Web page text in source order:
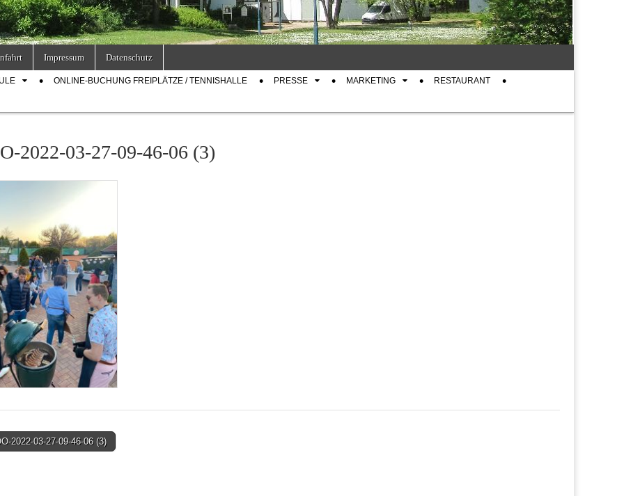
Impressum Datenschutz
ONLINE-BUCHUNG FREIPLÄTZE / TENNISHALLE PRESSE MARKETING RESTAURANT
2022-03-27-09-46-06 (3)
2022-03-27-09-46-06 (3)